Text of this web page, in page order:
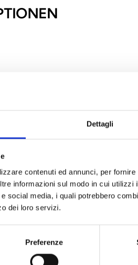
Dettagli
contenuti ed annunci, per
informazioni sul modo in cui
social media, i quali potrebbero
dei loro servizi.
Preferenze
das